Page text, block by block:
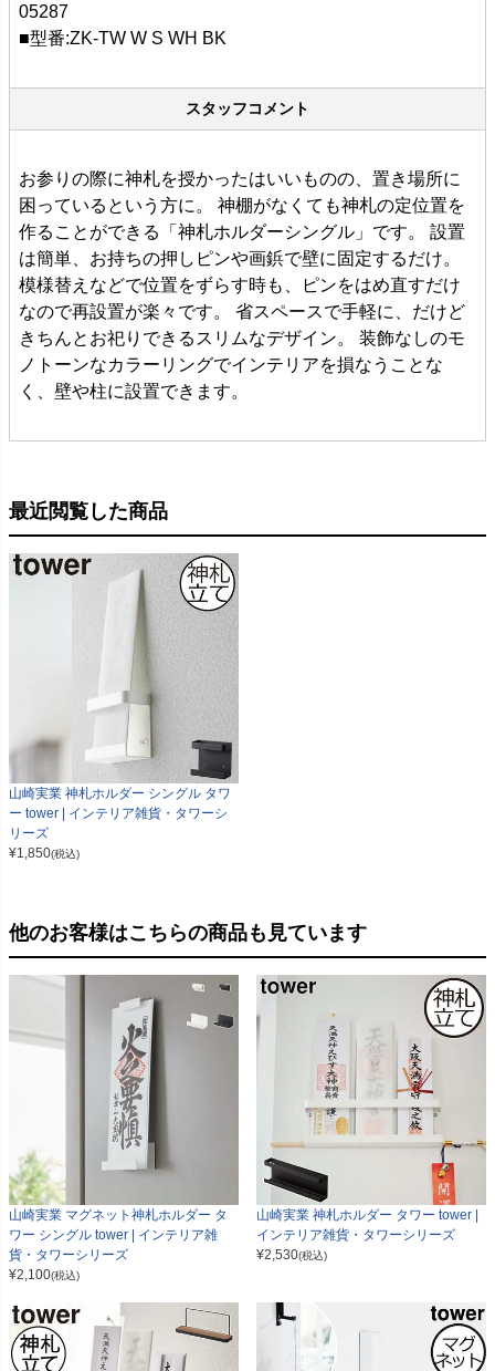
05287
■型番:ZK-TW W S WH BK
スタッフコメント
お参りの際に神札を授かったはいいものの、置き場所に
困っているという方に。 神棚がなくても神札の定位置を
作ることができる「神札ホルダーシングル」です。 設置
は簡単、お持ちの押しピンや画鋲で壁に固定するだけ。
模様替えなどで位置をずらす時も、ピンをはめ直すだけ
なので再設置が楽々です。 省スペースで手軽に、だけど
きちんとお祀りできるスリムなデザイン。 装飾なしのモ
ノトーンなカラーリングでインテリアを損なうことな
く、壁や柱に設置できます。
最近閲覧した商品
山崎実業 神札ホルダー シングル タワ
ー tower | インテリア雑貨・タワーシ
リーズ
¥1,850(税込)
他のお客様はこちらの商品も見ています
山崎実業 マグネット神札ホルダー タ
ワー シングル tower | インテリア雑
貨・タワーシリーズ
¥2,100(税込)
山崎実業 神札ホルダー タワー tower |
インテリア雑貨・タワーシリーズ
¥2,530(税込)